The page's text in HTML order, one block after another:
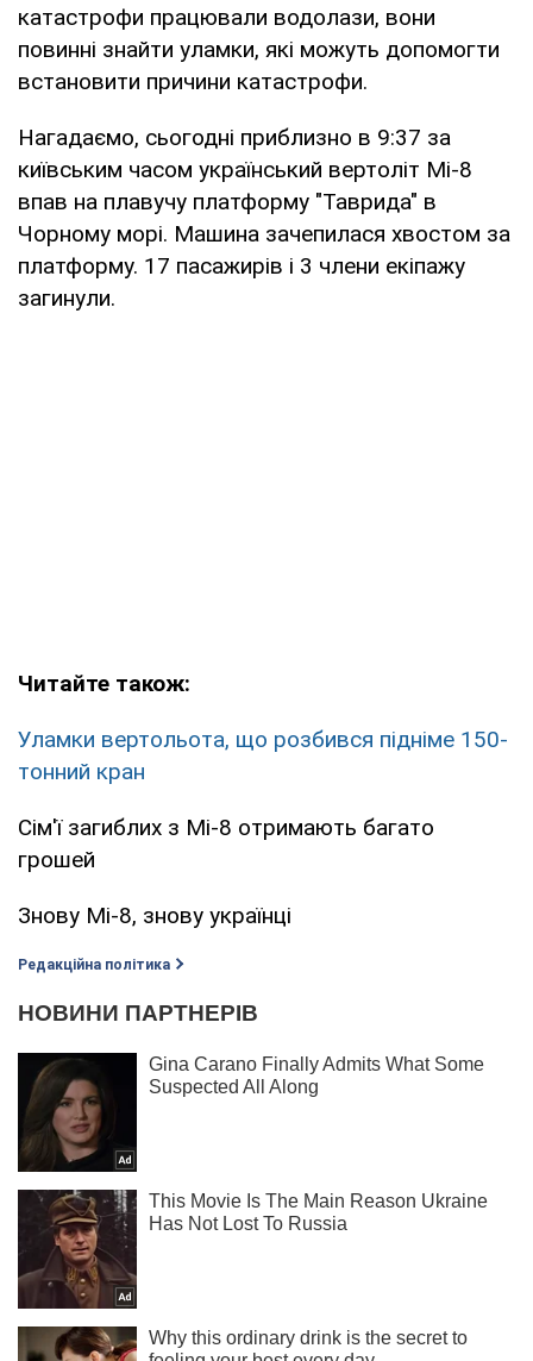
катастрофи працювали водолази, вони
повинні знайти уламки, які можуть допомогти
встановити причини катастрофи.
Нагадаємо, сьогодні приблизно в 9:37 за
київським часом український вертоліт Мі-8
впав на плавучу платформу "Таврида" в
Чорному морі. Машина зачепилася хвостом за
платформу. 17 пасажирів і 3 члени екіпажу
загинули.
Читайте також:
Уламки вертольота, що розбився підніме 150-
тонний кран
Сім'ї загиблих з Мі-8 отримають багато
грошей
Знову Мі-8, знову українці
Редакційна політика